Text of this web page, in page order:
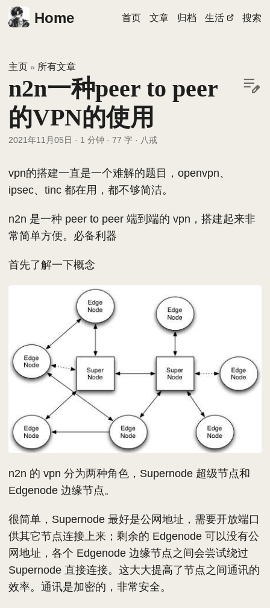
Home 首页 文章 归档 生活 搜索
主页 » 所有文章
n2n一种peer to peer
的VPN的使用
2021年11月05日 · 1 分钟 · 77 字 · 八戒
vpn的搭建一直是一个难解的题目，openvpn、
ipsec、tinc 都在用，都不够简洁。
n2n 是一种 peer to peer 端到端的 vpn，搭建起来非
常简单方便。必备利器
首先了解一下概念
n2n 的 vpn 分为两种角色，Supernode 超级节点和
Edgenode 边缘节点。
很简单，Supernode 最好是公网地址，需要开放端口
供其它节点连接上来；剩余的 Edgenode 可以没有公
网地址，各个 Edgenode 边缘节点之间会尝试绕过
Supernode 直接连接。这大大提高了节点之间通讯的
效率。通讯是加密的，非常安全。